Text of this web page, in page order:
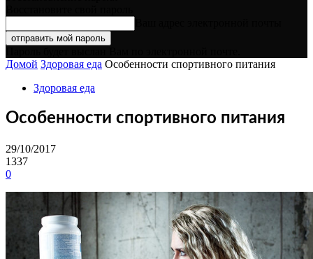
Домой Здоровая еда Особенности спортивного питания
Здоровая еда
Особенности спортивного питания
29/10/2017
1337
0